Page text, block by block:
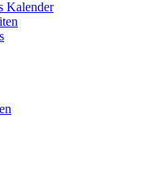
Kalender